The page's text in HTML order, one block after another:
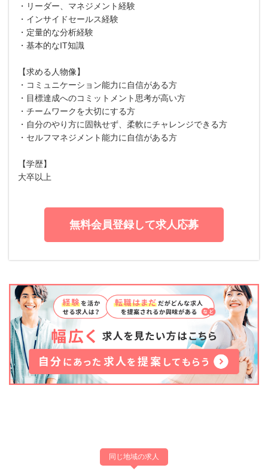
・リーダー、マネジメント経験
・インサイドセールス経験
・定量的な分析経験
・基本的なIT知識
【求める人物像】
・コミュニケーション能力に自信がある方
・目標達成へのコミットメント思考が高い方
・チームワークを大切にする方
・自分のやり方に固執せず、柔軟にチャレンジできる方
・セルフマネジメント能力に自信がある方
【学歴】
大卒以上
無料会員登録して求人応募
同じ地域の求人